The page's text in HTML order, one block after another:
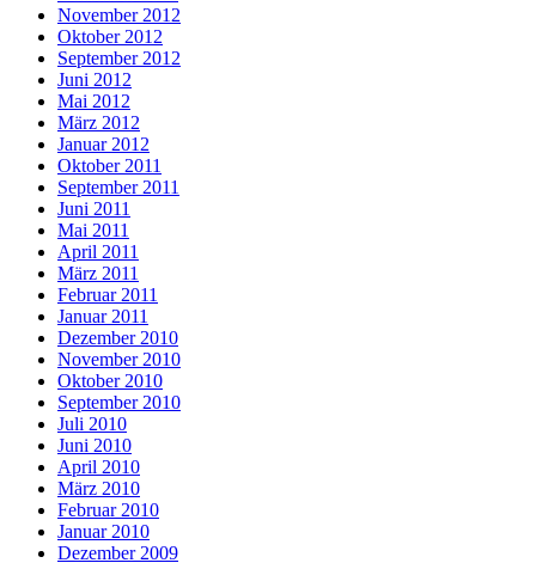
November 2012
Oktober 2012
September 2012
Juni 2012
Mai 2012
März 2012
Januar 2012
Oktober 2011
September 2011
Juni 2011
Mai 2011
April 2011
März 2011
Februar 2011
Januar 2011
Dezember 2010
November 2010
Oktober 2010
September 2010
Juli 2010
Juni 2010
April 2010
März 2010
Februar 2010
Januar 2010
Dezember 2009